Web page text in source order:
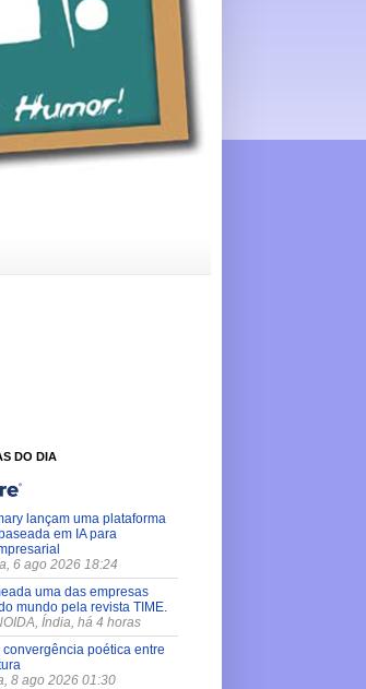
DO DIA
lançam uma plataforma
em IA para
6 ago 2026 18:24
uma das empresas
mundo pela revista TIME.
Índia, há 4 horas
convergência poética entre
8 ago 2026 01:30